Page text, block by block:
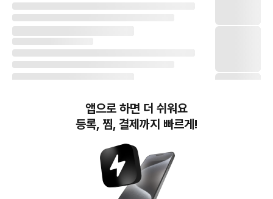
번개장터(주) 사업자정보, 이용약관 및 기타 법적고지
번개장터㈜는 통신판매중개자이며, 통신판매의 당사자가 아닙니다. 전자상거래 등에서의
앱으로 하면 더 쉬워요
등록, 찜, 결제까지 빠르게!